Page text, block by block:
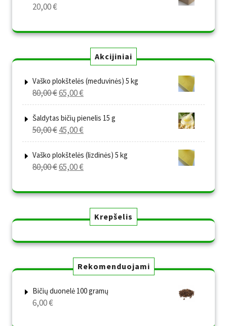
20,00€
Akcijiniai
Vaško plokštelės (meduvinės) 5 kg
80,00€Original
price
was:
80,00 €.
65,00€Current
price
is:
65,00 €.
Šaldytas bičių pienelis 15 g
50,00€Original
price
was:
50,00 €.
45,00€Current
price
is:
45,00 €.
Vaško plokštelės (lizdinės) 5 kg
80,00€Original
was:
65,00€Current
is:
Krepšelis
Rekomenduojami
Bičių duonelė 100 gramų
6,00€